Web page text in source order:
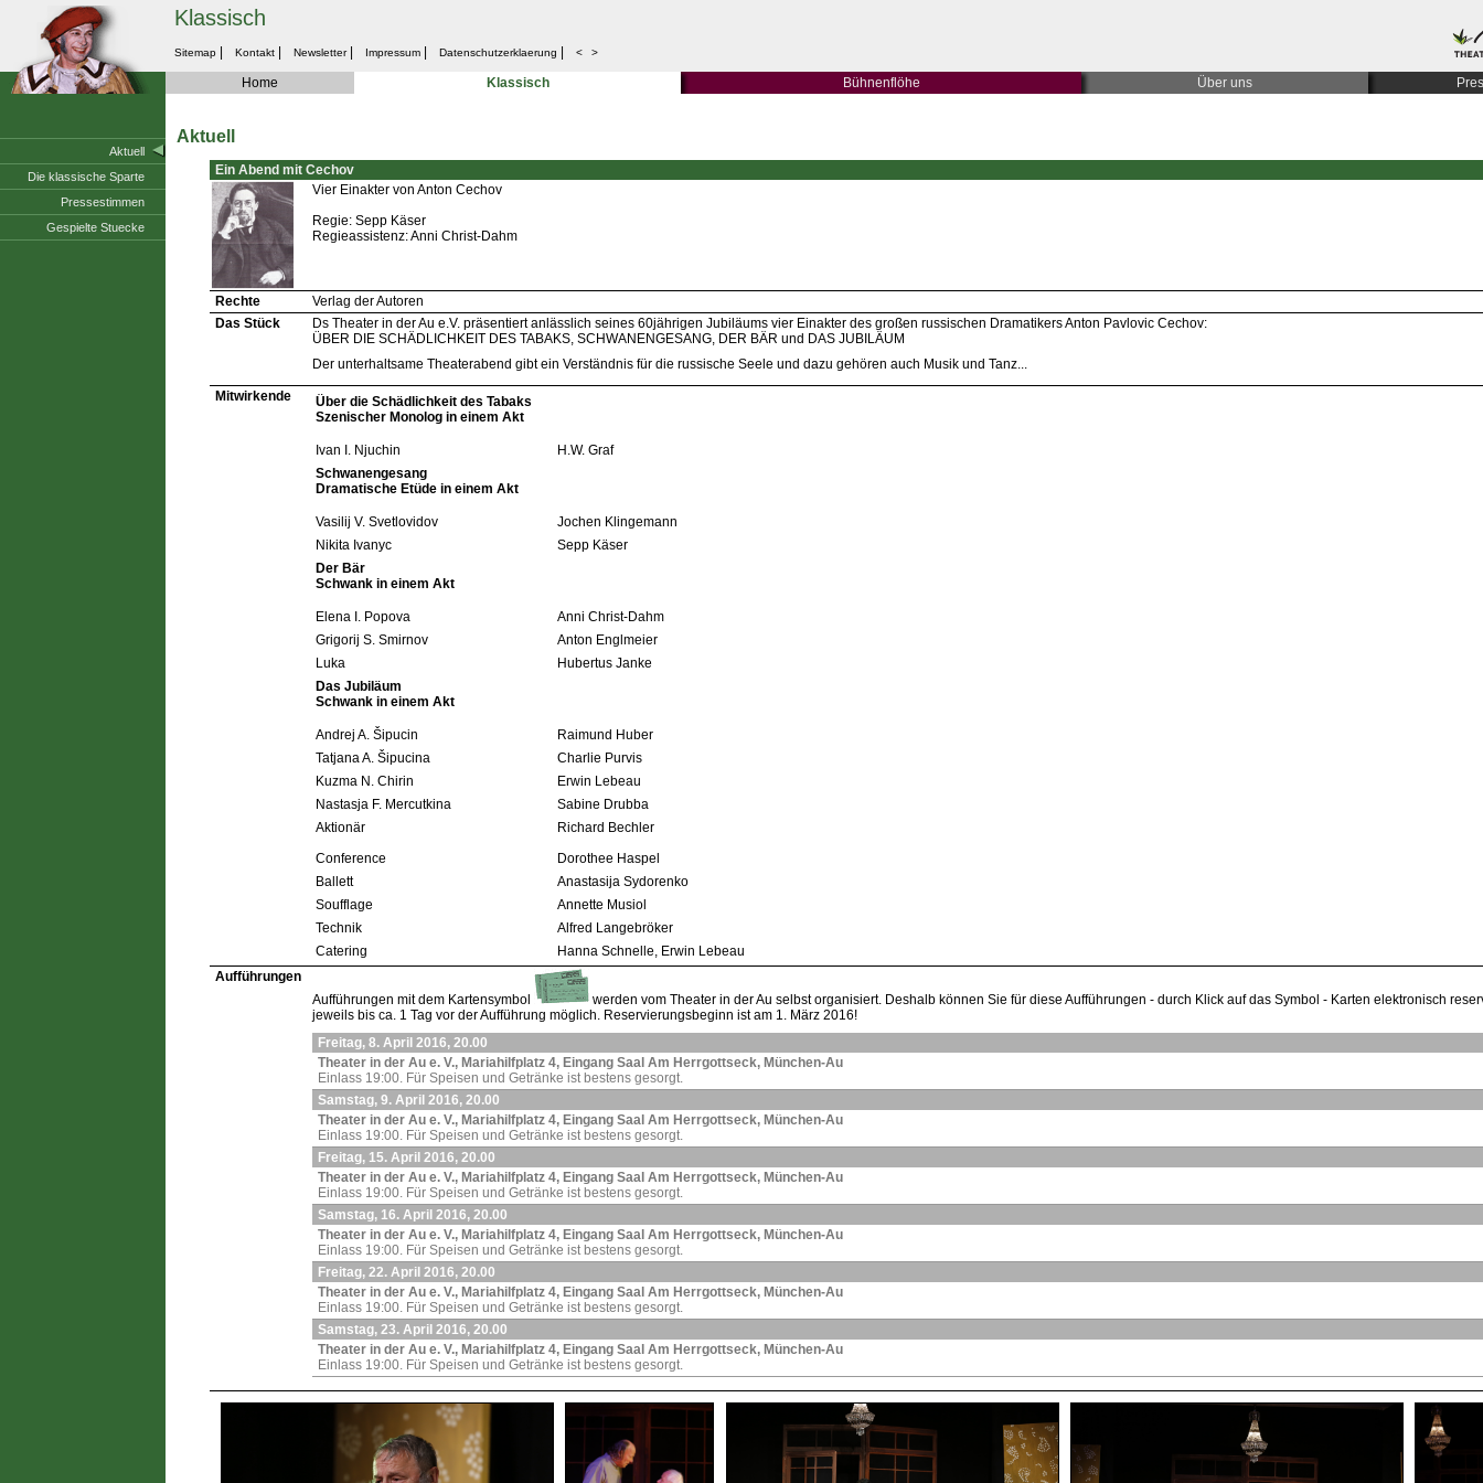
Aktuell
Die klassische Sparte
Pressestimmen
Gespielte Stuecke
Klassisch
Sitemap Kontakt Newsletter Impressum Datenschutzerklaerung < >
Home Klassisch Bühnenflöhe Über uns
Aktuell
Ein Abend mit Cechov
Vier Einakter von Anton Cechov
Regie: Sepp Käser
Regieassistenz: Anni Christ-Dahm
Rechte
Verlag der Autoren
Das Stück
Ds Theater in der Au e.V. präsentiert anlässlich seines 60jährigen Jubiläums vier Einakter des großen russischen Dramatikers Anton Pavlovic Cechov:
ÜBER DIE SCHÄDLICHKEIT DES TABAKS, SCHWANENGESANG, DER BÄR und DAS JUBILÄUM
Der unterhaltsame Theaterabend gibt ein Verständnis für die russische Seele und dazu gehören auch Musik und Tanz...
Mitwirkende
Über die Schädlichkeit des Tabaks
Szenischer Monolog in einem Akt
Ivan I. Njuchin
H.W. Graf
Schwanengesang
Dramatische Etüde in einem Akt
Vasilij V. Svetlovidov
Jochen Klingemann
Nikita Ivanyc
Sepp Käser
Der Bär
Schwank in einem Akt
Elena I. Popova
Anni Christ-Dahm
Grigorij S. Smirnov
Anton Englmeier
Luka
Hubertus Janke
Das Jubiläum
Schwank in einem Akt
Andrej A. Šipucin
Raimund Huber
Tatjana A. Šipucina
Charlie Purvis
Kuzma N. Chirin
Erwin Lebeau
Nastasja F. Mercutkina
Sabine Drubba
Aktionär
Richard Bechler
Conference
Dorothee Haspel
Ballett
Anastasija Sydorenko
Soufflage
Annette Musiol
Technik
Alfred Langebröker
Catering
Hanna Schnelle, Erwin Lebeau
Aufführungen
Aufführungen mit dem Kartensymbol
werden vom Theater in der Au selbst organisiert. Deshalb können Sie für diese Aufführungen - durch Klick auf das Symbol - Karten elektronisch
jeweils bis ca. 1 Tag vor der Aufführung möglich. Reservierungsbeginn ist am 1. März 2016!
Freitag, 8. April 2016, 20.00
Theater in der Au e. V., Mariahilfplatz 4, Eingang Saal Am Herrgottseck, München-Au
Einlass 19:00. Für Speisen und Getränke ist bestens gesorgt.
Samstag, 9. April 2016, 20.00
Theater in der Au e. V., Mariahilfplatz 4, Eingang Saal Am Herrgottseck, München-Au
Einlass 19:00. Für Speisen und Getränke ist bestens gesorgt.
Freitag, 15. April 2016, 20.00
Theater in der Au e. V., Mariahilfplatz 4, Eingang Saal Am Herrgottseck, München-Au
Einlass 19:00. Für Speisen und Getränke ist bestens gesorgt.
Samstag, 16. April 2016, 20.00
Theater in der Au e. V., Mariahilfplatz 4, Eingang Saal Am Herrgottseck, München-Au
Einlass 19:00. Für Speisen und Getränke ist bestens gesorgt.
Freitag, 22. April 2016, 20.00
Theater in der Au e. V., Mariahilfplatz 4, Eingang Saal Am Herrgottseck, München-Au
Einlass 19:00. Für Speisen und Getränke ist bestens gesorgt.
Samstag, 23. April 2016, 20.00
Theater in der Au e. V., Mariahilfplatz 4, Eingang Saal Am Herrgottseck, München-Au
Einlass 19:00. Für Speisen und Getränke ist bestens gesorgt.